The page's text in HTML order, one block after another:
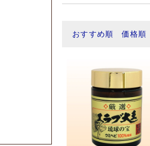
おすすめ順 価格順